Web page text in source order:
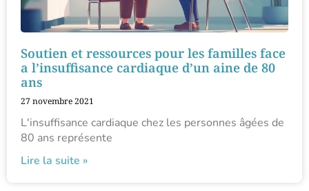
Soutien et ressources pour les familles face
a l’insuffisance cardiaque d’un aine de 80
ans
27 novembre 2021
L'insuffisance cardiaque chez les personnes âgées de
80 ans représente
Lire la suite »